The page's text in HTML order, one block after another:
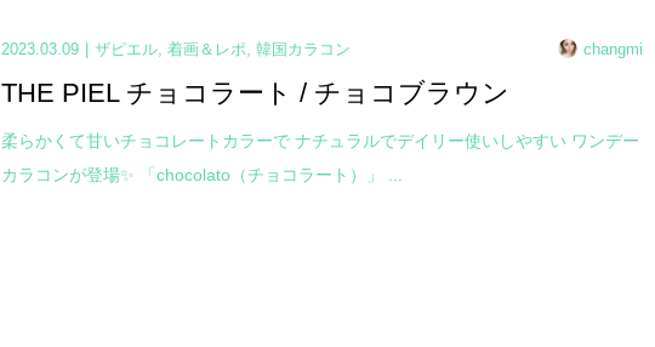
2023.03.09 ザピエル ,着画＆レポ ,韓国カラコン changmi
THE PIEL チョコラート / チョコブラウン
柔らかくて甘いチョコレートカラーで ナチュラルでデイリー使いしやすい ワンデー
カラコンが登場✨ 「chocolato（チョコラート）」 ...